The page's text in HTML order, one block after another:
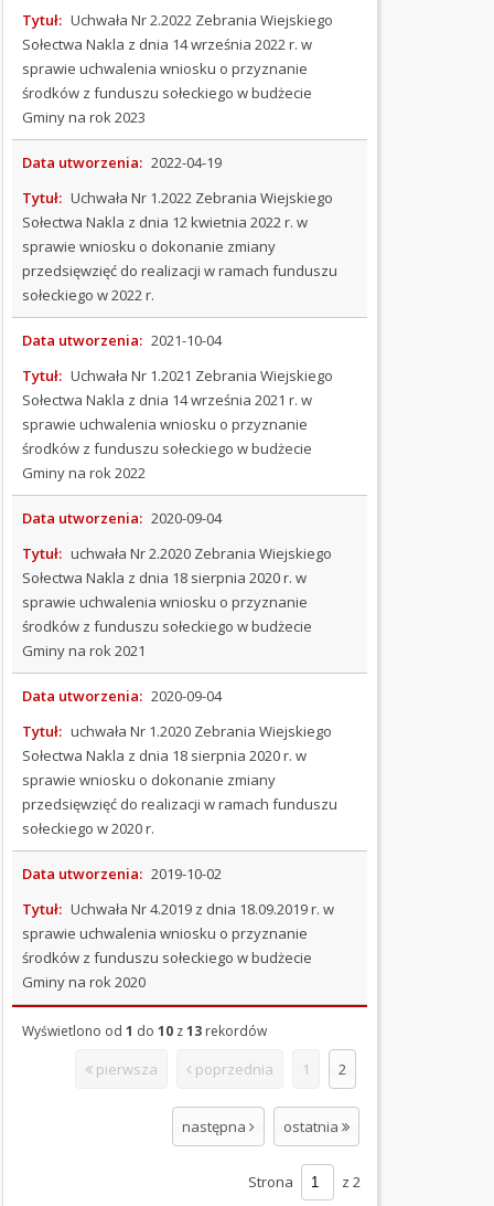
Chośnica
Gołczewo
Grabowo
Parchowskie
Jamno
Nowa
Wieś
Parchowo
Soszyca
Sylczno
Żukówko
SPRAWOZDANIA
FINANSOWE
PETYCJE
I
WNIOSKI
KONTROLE
SYGNALIŚCI
INFORMACJE
O
BIULETYNIE
PLAN
OGÓLNY
PLANY
ZINTEGROWANE
PLANY
INWESTYCYJNE
POMOC
Tytuł: Uchwała Nr 2.2022 Zebrania Wiejskiego
Sołectwa Nakla z dnia 14 września 2022 r. w
sprawie uchwalenia wniosku o przyznanie
środków z funduszu sołeckiego w budżecie
Gminy na rok 2023
Data utworzenia: 2022-04-19
Tytuł: Uchwała Nr 1.2022 Zebrania Wiejskiego
Sołectwa Nakla z dnia 12 kwietnia 2022 r. w
sprawie wniosku o dokonanie zmiany
przedsięwzięć do realizacji w ramach funduszu
sołeckiego w 2022 r.
Data utworzenia: 2021-10-04
Tytuł: Uchwała Nr 1.2021 Zebrania Wiejskiego
Sołectwa Nakla z dnia 14 września 2021 r. w
sprawie uchwalenia wniosku o przyznanie
środków z funduszu sołeckiego w budżecie
Gminy na rok 2022
Data utworzenia: 2020-09-04
Tytuł: uchwała Nr 2.2020 Zebrania Wiejskiego
Sołectwa Nakla z dnia 18 sierpnia 2020 r. w
sprawie uchwalenia wniosku o przyznanie
środków z funduszu sołeckiego w budżecie
Gminy na rok 2021
Data utworzenia: 2020-09-04
Tytuł: uchwała Nr 1.2020 Zebrania Wiejskiego
Sołectwa Nakla z dnia 18 sierpnia 2020 r. w
sprawie wniosku o dokonanie zmiany
przedsięwzięć do realizacji w ramach funduszu
sołeckiego w 2020 r.
Data utworzenia: 2019-10-02
Tytuł: Uchwała Nr 4.2019 z dnia 18.09.2019 r. w
sprawie uchwalenia wniosku o przyznanie
środków z funduszu sołeckiego w budżecie
Gminy na rok 2020
Wyświetlono od1 do10 z13 rekordów
pierwsza poprzednia 1 2
następna ostatnia
Strona z 2